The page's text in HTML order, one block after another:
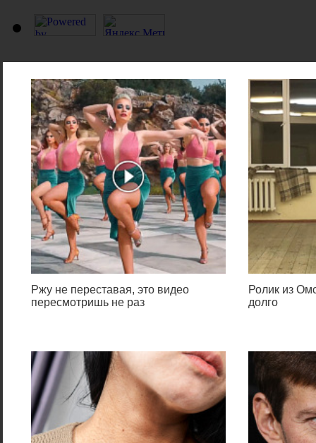
Ржу не переставая, это видео
пересмотришь не раз
Ролик из
долго